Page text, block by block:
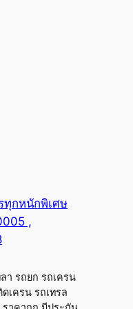
ทุกหนักพิเศษ
,
า รถยก รถเครน
เครน รถเทรล